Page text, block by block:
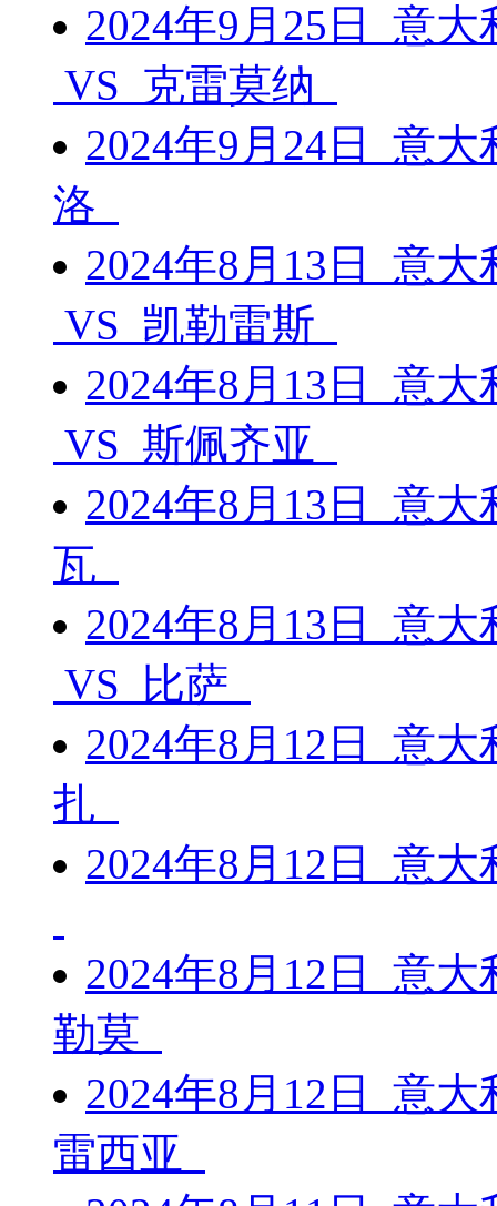
2024年9月25日 意
VS 克雷莫纳
2024年9月24日 意
洛
2024年8月13日 意
VS 凯勒雷斯
2024年8月13日 意
VS 斯佩齐亚
2024年8月13日 意
瓦
2024年8月13日 意
VS 比萨
2024年8月12日 意
扎
2024年8月12日 意
2024年8月12日 意
勒莫
2024年8月12日 意
雷西亚